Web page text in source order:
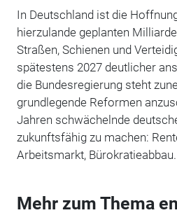
In Deutschland ist die
hierzulande geplanten
Straßen, Schienen und
spätestens 2027 deutlicher
die Bundesregierung steht
grundlegende Reformen
Jahren schwächelnde
zukunftsfähig zu machen:
Arbeitsmarkt, Bürokratieabbau.
Mehr zum Thema